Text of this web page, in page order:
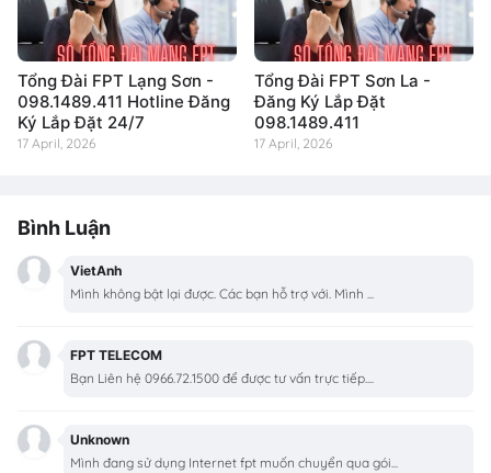
Tổng Đài FPT Lạng Sơn -
098.1489.411 Hotline Đăng
Ký Lắp Đặt 24/7
17 April, 2026
Tổng Đài FPT Sơn La -
Đăng Ký Lắp Đặt
098.1489.411
17 April, 2026
Bình Luận
VietAnh
Mình không bật lại được. Các bạn hỗ trợ với. Mình ...
FPT TELECOM
Bạn Liên hệ 0966.72.1500 để được tư vấn trực tiếp....
Unknown
Mình đang sử dụng Internet fpt muốn chuyển qua gói...